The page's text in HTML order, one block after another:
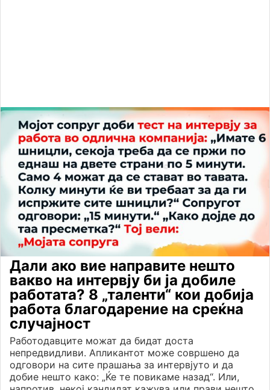
Дали ако вие направите нешто
вакво на интервју би ја добиле
работата? 8 „таленти“ кои добија
работа благодарение на среќна
случајност
Работодавците можат да бидат доста
непредвидливи. Апликантот може совршено да
одговори на сите прашања за интервјуто и да
добие нешто како: „Ќе те повикаме назад“. Или,